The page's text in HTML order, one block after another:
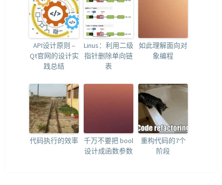
API设计原则 –
Qt官网的设计实
践总结
Linus：利用二级
指针删除单向链
表
如此理解面向对
象编程
代码执行的效率
千万不要把 bool
设计成函数参数
重构代码的7个
阶段